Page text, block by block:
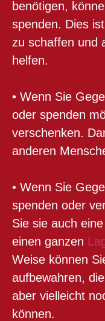
benötigen,
spenden. Dies
zu schaffen und
helfen.
• Wenn Sie
oder spenden
verschenken.
anderen
• Wenn Sie
spenden oder
Sie sie auch eine
einen ganzen
Weise können
aufbewahren,
aber vielleicht
können.